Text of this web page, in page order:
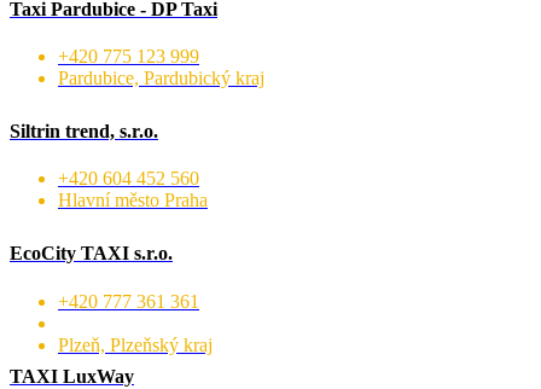
Taxi Pardubice - DP Taxi
+420 775 123 999
Pardubice, Pardubický kraj
Siltrin trend, s.r.o.
+420 604 452 560
Hlavní město Praha
EcoCity TAXI s.r.o.
+420 777 361 361
Plzeň, Plzeňský kraj
TAXI LuxWay